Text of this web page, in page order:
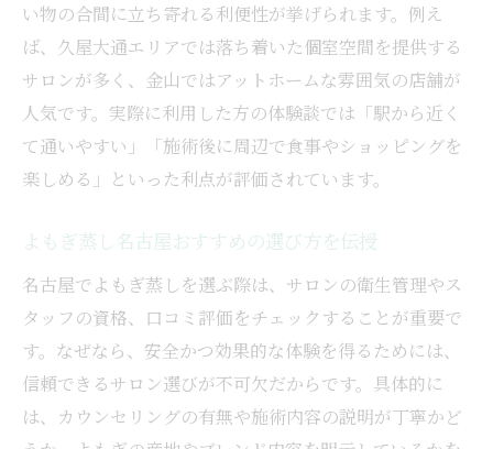
い物の合間に立ち寄れる利便性が挙げられます。例え
ば、久屋大通エリアでは落ち着いた個室空間を提供する
サロンが多く、金山ではアットホームな雰囲気の店舗が
人気です。実際に利用した方の体験談では「駅から近く
て通いやすい」「施術後に周辺で食事やショッピングを
楽しめる」といった利点が評価されています。
よもぎ蒸し名古屋おすすめの選び方を伝授
名古屋でよもぎ蒸しを選ぶ際は、サロンの衛生管理やス
タッフの資格、口コミ評価をチェックすることが重要で
す。なぜなら、安全かつ効果的な体験を得るためには、
信頼できるサロン選びが不可欠だからです。具体的に
は、カウンセリングの有無や施術内容の説明が丁寧かど